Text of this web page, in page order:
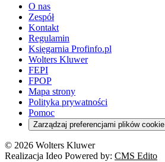
O nas
Zespół
Kontakt
Regulamin
Księgarnia Profinfo.pl
Wolters Kluwer
FEPI
FPOP
Mapa strony
Polityka prywatności
Pomoc
Zarządzaj preferencjami plików cookie
© 2026 Wolters Kluwer
Realizacja Ideo Powered by: CMS Edito